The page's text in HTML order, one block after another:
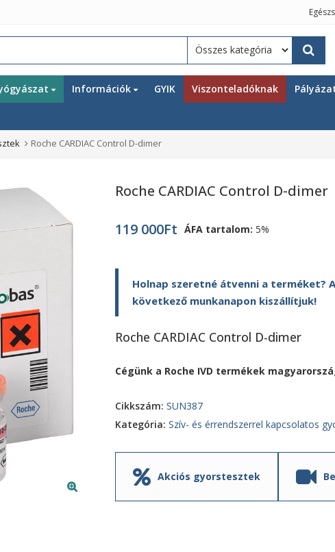
Információk GYIK Viszonteladóknak
Roche CARDIAC Control D-dimer
Roche CARDIAC Control D-dimer
119 000Ft ÁFA tartalom: 5%
Holnap szeretné átvenni a terméket?
következő munkanapon kiszállítjuk!
Roche CARDIAC Control D-dimer
Cégünk a Roche IVD termékek
Cikkszám: SUN387
Kategória: Szív- és érrendszerrel kapcsolatos
Akciós gyorstesztek